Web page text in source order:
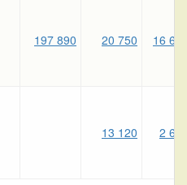
197 890 20 750 16
13 120 2